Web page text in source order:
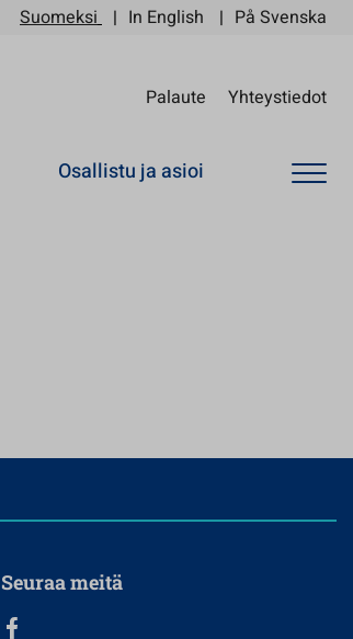
Suomeksi In English På Svenska
Palaute Yhteystiedot
Osallistu ja asioi
Seuraa meitä